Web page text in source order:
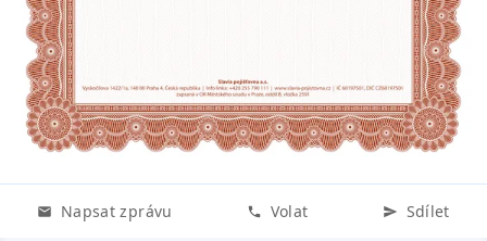
Napsat zprávu Volat Sdílet